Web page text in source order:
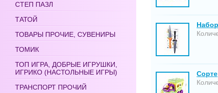
СТЕП ПАЗЛ
ТАТОЙ
ТОВАРЫ ПРОЧИЕ, СУВЕНИРЫ
ТОМИК
ТОП ИГРА, ДОБРЫЕ ИГРУШКИ,
ИГРИКО (НАСТОЛЬНЫЕ ИГРЫ)
ТРАНСПОРТ ПРОЧИЙ